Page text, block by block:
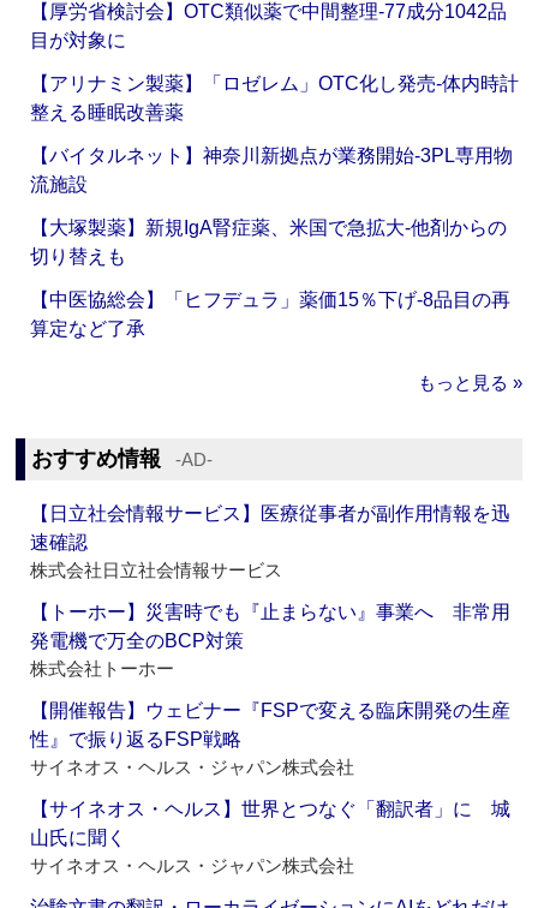
【厚労省検討会】OTC類似薬で中間整理‐77成分1042品
目が対象に
【アリナミン製薬】「ロゼレム」OTC化し発売‐体内時計
整える睡眠改善薬
【バイタルネット】神奈川新拠点が業務開始‐3PL専用物
流施設
【大塚製薬】新規IgA腎症薬、米国で急拡大‐他剤からの
切り替えも
【中医協総会】「ヒフデュラ」薬価15％下げ‐8品目の再
算定など了承
もっと見る »
おすすめ情報 ‐AD‐
【日立社会情報サービス】医療従事者が副作用情報を迅
速確認
株式会社日立社会情報サービス
【トーホー】災害時でも『止まらない』事業へ 非常用
発電機で万全のBCP対策
株式会社トーホー
【開催報告】ウェビナー『FSPで変える臨床開発の生産
性』で振り返るFSP戦略
サイネオス・ヘルス・ジャパン株式会社
【サイネオス・ヘルス】世界とつなぐ「翻訳者」に 城
山氏に聞く
サイネオス・ヘルス・ジャパン株式会社